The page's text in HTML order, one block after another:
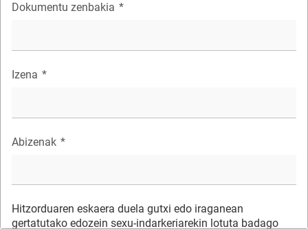
Dokumentu zenbakia *
Izena *
Abizenak *
Hitzorduaren eskaera duela gutxi edo iraganean
gertatutako edozein sexu-indarkeriarekin lotuta badago